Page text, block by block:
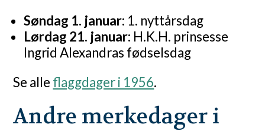
Søndag 1. januar: 1. nyttårsdag
Lørdag 21. januar: H.K.H. prinsesse
Ingrid Alexandras fødselsdag
Se alle flaggdager i 1956.
Andre merkedager i